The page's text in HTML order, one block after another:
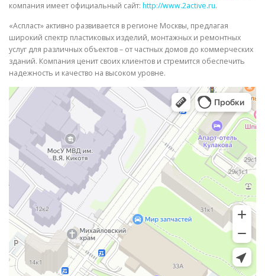
компания имеет официальный сайт: http://www.2active.ru.
«Аспласт» активно развивается в регионе Москвы, предлагая
широкий спектр пластиковых изделий, монтажных и ремонтных
услуг для различных объектов – от частных домов до коммерческих
зданий. Компания ценит своих клиентов и стремится обеспечить
надежность и качество на высоком уровне.